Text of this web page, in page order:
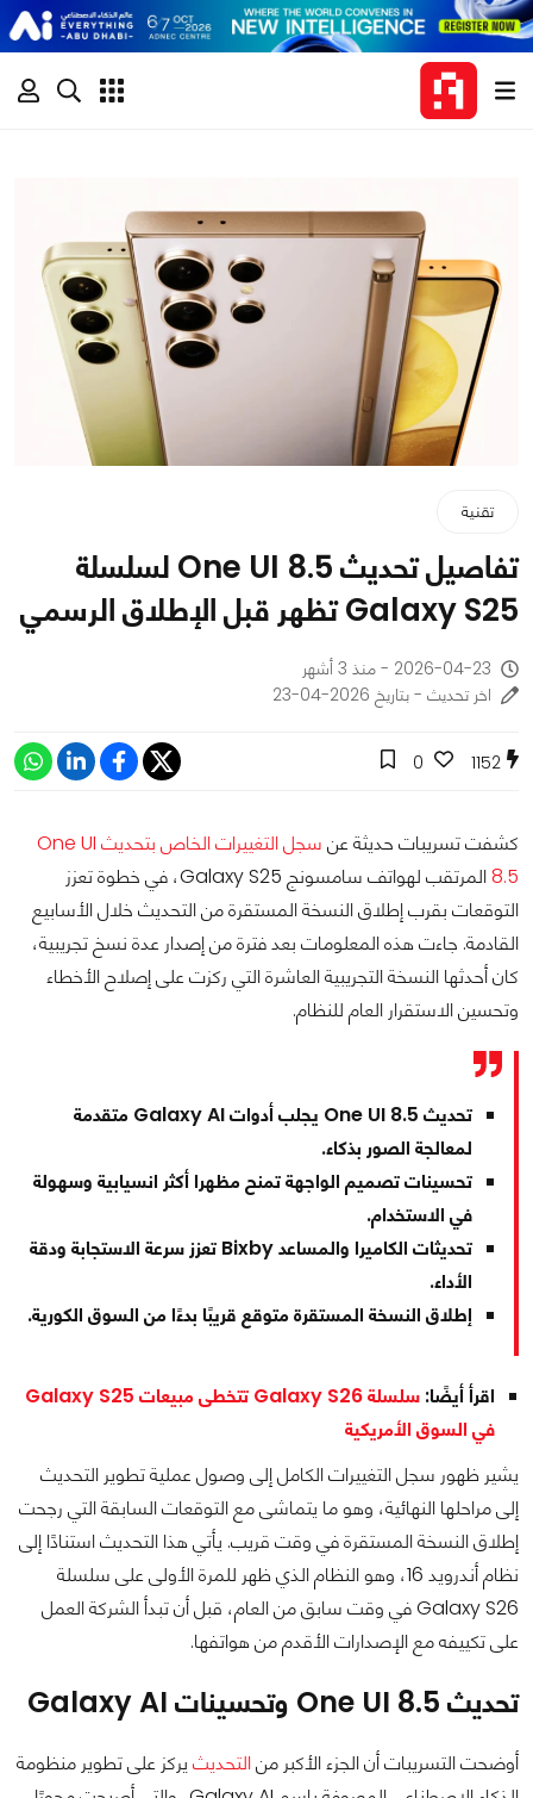
تقنية
تفاصيل تحديث One UI 8.5 لسلسلة
Galaxy S25 تظهر قبل الإطلاق الرسمي
2026-04-23 - منذ 3 أشهر
اخر تحديث - بتاريخ 2026-04-23
1152
0
كشفت تسريبات حديثة عن
سجل التغييرات الخاص بتحديث One UI
8.5
المرتقب لهواتف سامسونج Galaxy S25، في خطوة تعزز
التوقعات بقرب إطلاق النسخة المستقرة من التحديث خلال الأسابيع
القادمة. جاءت هذه المعلومات بعد فترة من إصدار عدة نسخ تجريبية،
كان أحدثها النسخة التجريبية العاشرة التي ركزت على إصلاح الأخطاء
وتحسين الاستقرار العام للنظام.
تحديث One UI 8.5 يجلب أدوات Galaxy AI متقدمة
لمعالجة الصور بذكاء.
تحسينات تصميم الواجهة تمنح مظهرا أكثر انسيابية وسهولة
في الاستخدام.
تحديثات الكاميرا والمساعد Bixby تعزز سرعة الاستجابة ودقة
الأداء.
إطلاق النسخة المستقرة متوقع قريبًا بدءًا من السوق الكورية.
اقرأ أيضًا:
سلسلة Galaxy S26 تتخطى مبيعات Galaxy S25
في السوق الأمريكية
يشير ظهور سجل التغييرات الكامل إلى وصول عملية تطوير التحديث
إلى مراحلها النهائية، وهو ما يتماشى مع التوقعات السابقة التي رجحت
إطلاق النسخة المستقرة في وقت قريب. يأتي هذا التحديث استنادًا إلى
نظام أندرويد 16، وهو النظام الذي ظهر للمرة الأولى على سلسلة
Galaxy S26 في وقت سابق من العام، قبل أن تبدأ الشركة العمل
على تكييفه مع الإصدارات الأقدم من هواتفها.
تحديث One UI 8.5 وتحسينات Galaxy AI
أوضحت التسريبات أن الجزء الأكبر منالتحديث يركز على تطوير منظومة